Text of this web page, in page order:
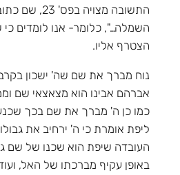
התשובה מצויה בפס' 23, שם כתוב- "ויקח
השמלה…", כלומר- אנו לומדים כי
הצטרף אליו.
נוח מברך את שם שה' ישכון
אברהם אבינו הוא מצאצאי שם
כמו כן ה' מברך את שם בכך
ליפת אומרת כי ה' ירחיב את
העובדה שיפת הוא שכנו של שם
באופן עקיף מברכתו של האל,